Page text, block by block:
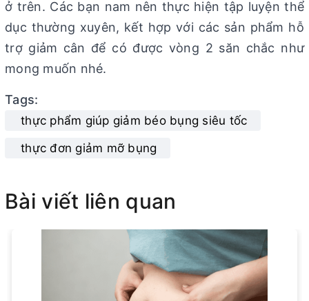
ở trên. Các bạn nam nên thực hiện tập luyện thể
dục thường xuyên, kết hợp với các sản phẩm hỗ
trợ giảm cân để có được vòng 2 săn chắc như
mong muốn nhé.
Tags:
thực phẩm giúp giảm béo bụng siêu tốc
thực đơn giảm mỡ bụng
Bài viết liên quan